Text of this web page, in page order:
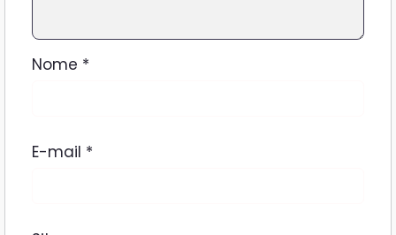
Nome *
E-mail *